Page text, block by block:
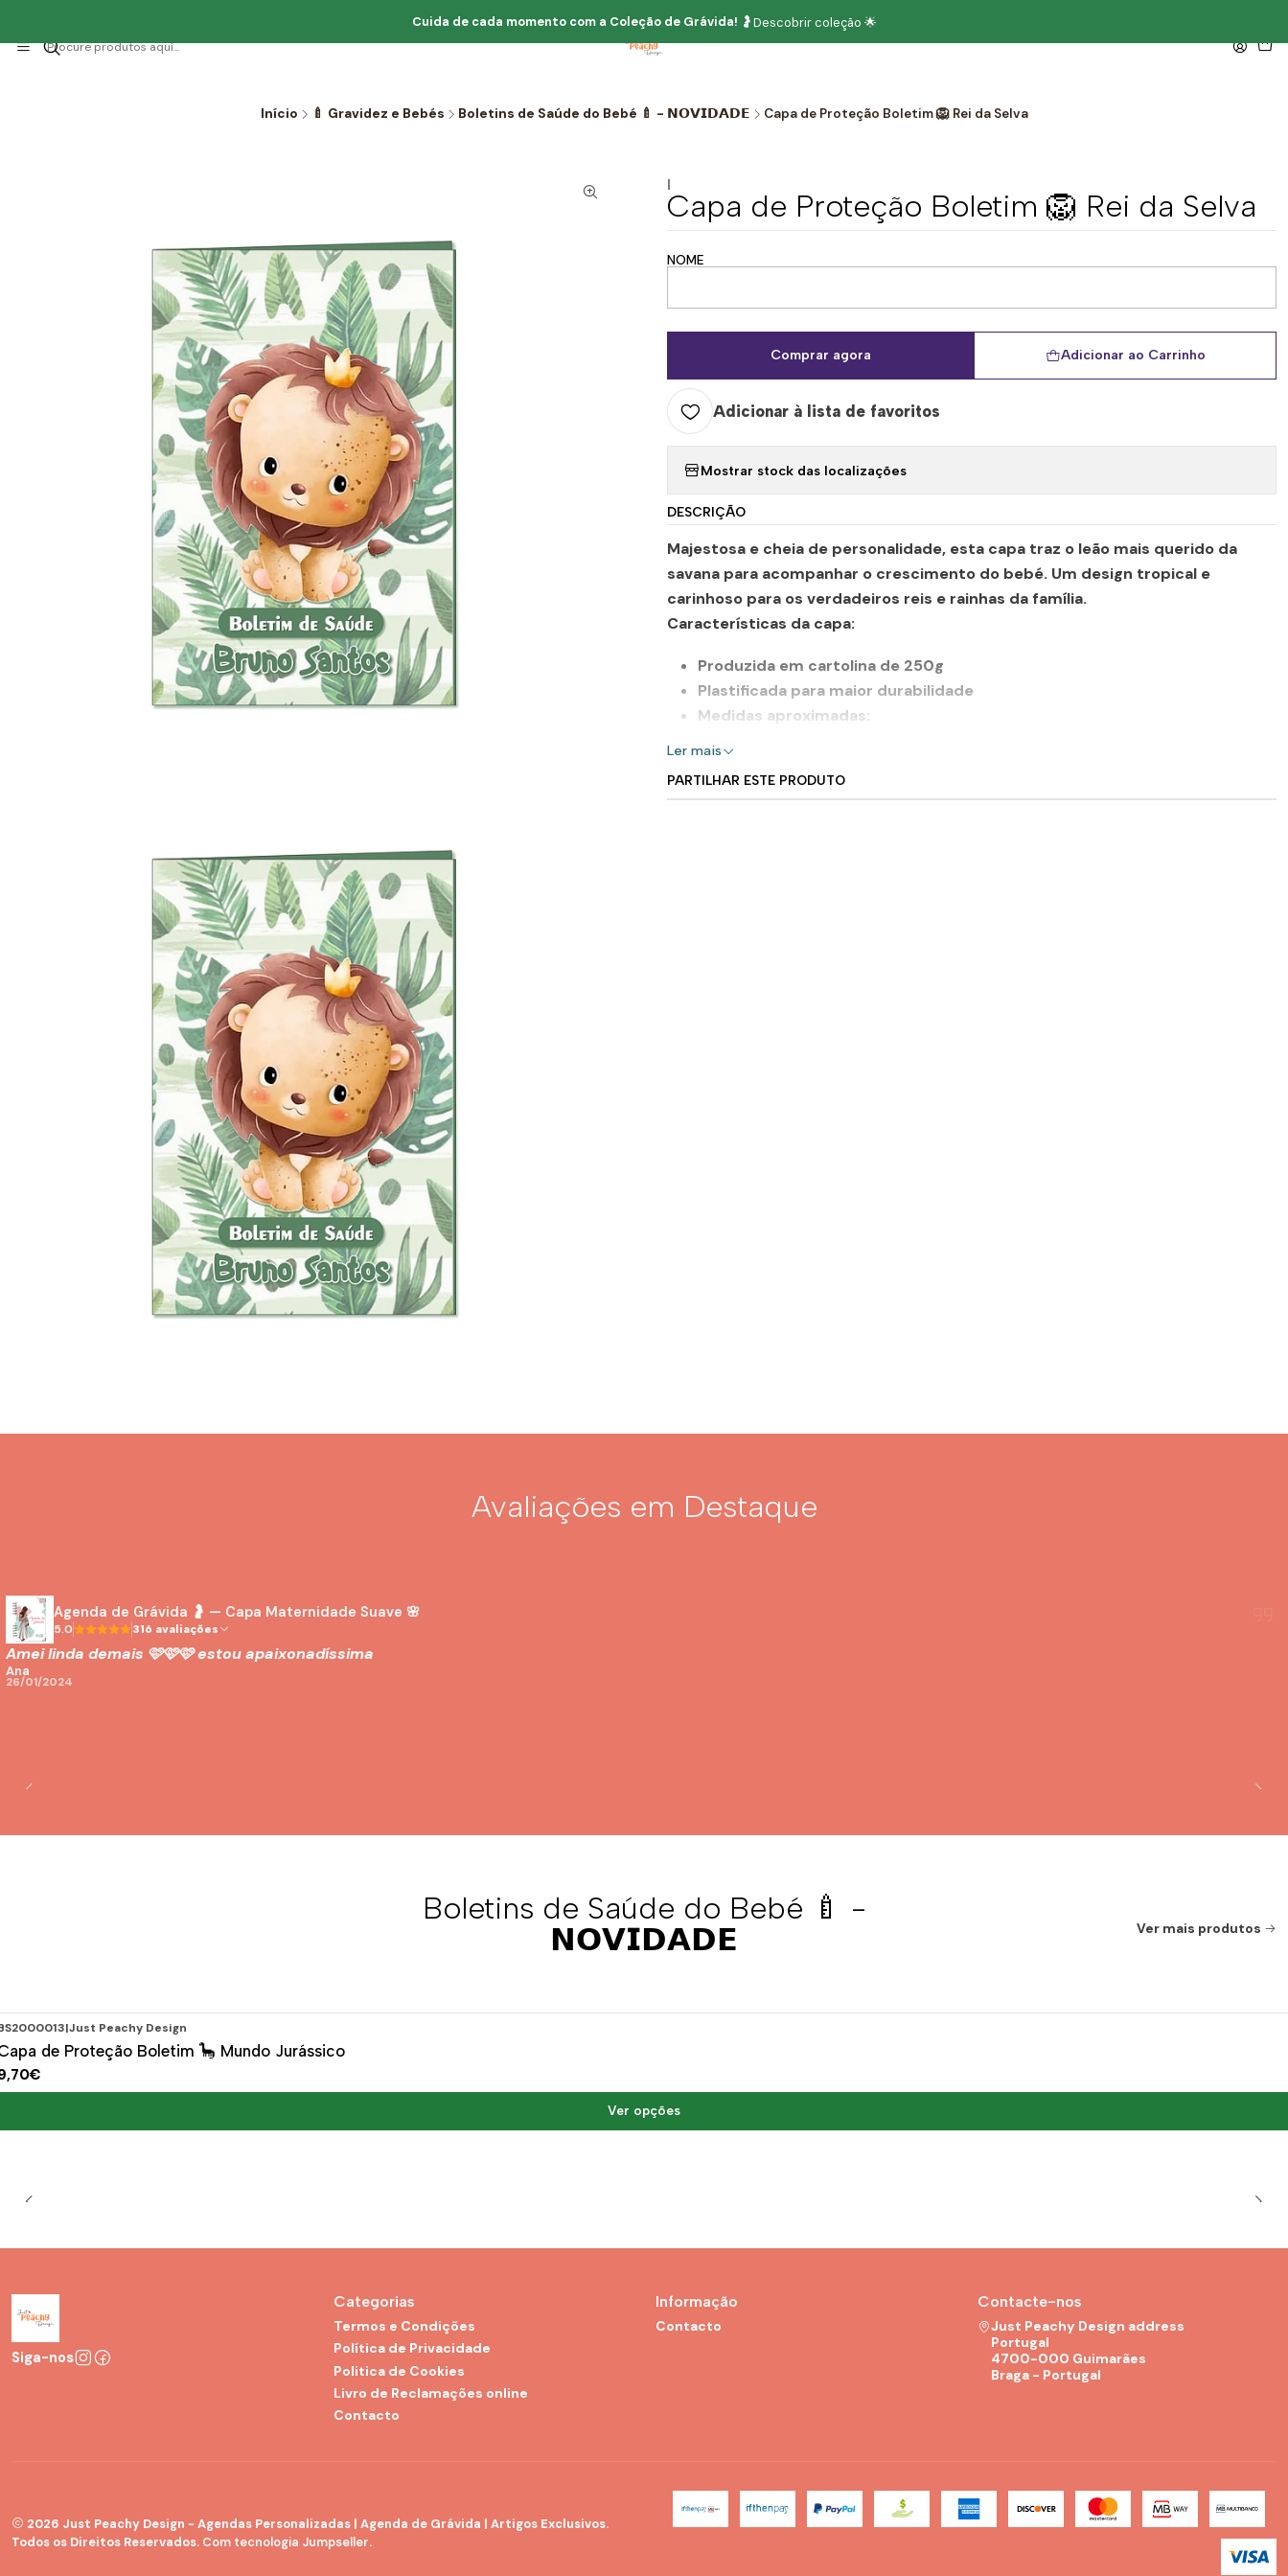
Cuida de cada momento com a Coleção de Grávida! 🤰Descobrir coleção 🌟
Início 🍼 Gravidez e Bebés Boletins de Saúde do Bebé 🍼 - 𝗡𝗢𝗩𝗜𝗗𝗔𝗗𝗘 Capa de Proteção Boletim 🦁 Rei da Selva
|
Capa de Proteção Boletim 🦁 Rei da Selva
NOME
Adicionar ao Carrinho
Comprar agora
Adicionar à lista de favoritos
Mostrar stock das localizações
DESCRIÇÃO
Majestosa e cheia de personalidade, esta capa traz o leão mais querido da
savana para acompanhar o crescimento do bebé. Um design tropical e
carinhoso para os verdadeiros reis e rainhas da família.
Características da capa:
Produzida em cartolina de 250g
Plastificada para maior durabilidade
Medidas aproximadas:
Ler mais
PARTILHAR ESTE PRODUTO
Avaliações em Destaque
Agenda de Grávida 🤰 — Capa Maternidade Suave 🌸
5.0 316 avaliações
Amei linda demais 🩷🩷🩷 estou apaixonadíssima
Ana
26/01/2024
Boletins de Saúde do Bebé 🍼 -
𝗡𝗢𝗩𝗜𝗗𝗔𝗗𝗘
Ver mais produtos
|Just Peachy Design
de Proteção Boletim 🦕 Mundo Jurássico
Ver opções
Siga-nos
Categorias
Termos e Condições
Política de Privacidade
Politica de Cookies
Livro de Reclamações online
Contacto
Informação
Contacto
Contacte-nos
Just Peachy Design address
Portugal
4700-000 Guimarães
Braga - Portugal
2026 Just Peachy Design - Agendas Personalizadas | Agenda de Grávida | Artigos Exclusivos.
Todos os Direitos Reservados. Com tecnologia Jumpseller.